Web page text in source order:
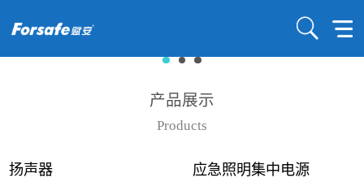
产品展示
Products
扬声器 应急照明集中电源